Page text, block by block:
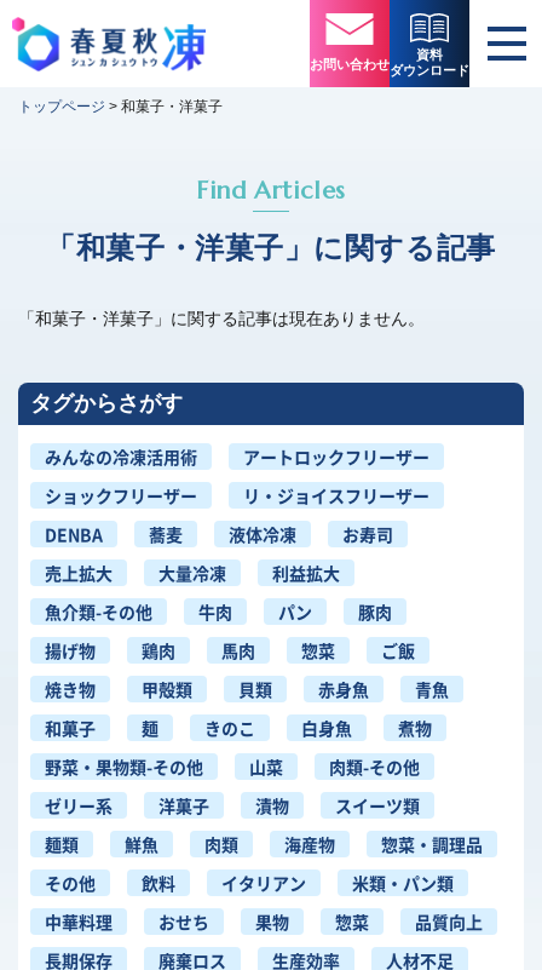
お問い合わせ
資料
ダウンロード
トップページ > 和菓子・洋菓子
Find Articles
「和菓子・洋菓子」に関する記事
「和菓子・洋菓子」に関する記事は現在ありません。
タグからさがす
みんなの冷凍活用術
アートロックフリーザー
ショックフリーザー
リ・ジョイスフリーザー
DENBA
蕎麦 液体冷凍
お寿司
売上拡大
大量冷凍
利益拡大
魚介類-その他
牛肉 パン
豚肉
揚げ物
鶏肉 馬肉 惣菜
ご飯
焼き物
甲殻類 貝類 赤身魚
青魚
和菓子
麺 きのこ 白身魚
煮物
野菜・果物類-その他
山菜
肉類-その他
ゼリー系
洋菓子 漬物
スイーツ類
麺類
鮮魚 肉類 海産物
惣菜・調理品
その他
飲料 イタリアン
米類・パン類
中華料理
おせち 果物 惣菜
品質向上
長期保存
廃棄ロス 生産効率
人材不足